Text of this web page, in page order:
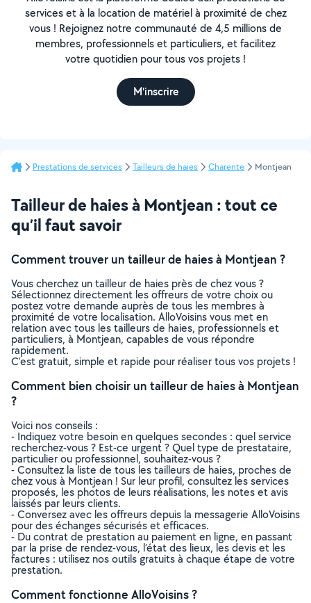
services et à la location de matériel à proximité de chez
vous ! Rejoignez notre communauté de 4,5 millions de
membres, professionnels et particuliers, et facilitez
votre quotidien pour tous vos projets !
M'inscrire
Prestations de services Tailleurs de haies Charente Montjean
Tailleur de haies à Montjean : tout ce
qu’il faut savoir
Comment trouver un tailleur de haies à Montjean ?
Vous cherchez un tailleur de haies près de chez vous ?
Sélectionnez directement les offreurs de votre choix ou
postez votre demande auprès de tous les membres à
proximité de votre localisation. AlloVoisins vous met en
relation avec tous les tailleurs de haies, professionnels et
particuliers, à Montjean, capables de vous répondre
rapidement.
C’est gratuit, simple et rapide pour réaliser tous vos projets !
Comment bien choisir un tailleur de haies à Montjean
?
Voici nos conseils :
- Indiquez votre besoin en quelques secondes : quel service
recherchez-vous ? Est-ce urgent ? Quel type de prestataire,
particulier ou professionnel, souhaitez-vous ?
- Consultez la liste de tous les tailleurs de haies, proches de
chez vous à Montjean ! Sur leur profil, consultez les services
proposés, les photos de leurs réalisations, les notes et avis
laissés par leurs clients.
- Conversez avec les offreurs depuis la messagerie AlloVoisins
pour des échanges sécurisés et efficaces.
- Du contrat de prestation au paiement en ligne, en passant
par la prise de rendez-vous, l’état des lieux, les devis et les
factures : utilisez nos outils gratuits à chaque étape de votre
prestation.
Comment fonctionne AlloVoisins ?